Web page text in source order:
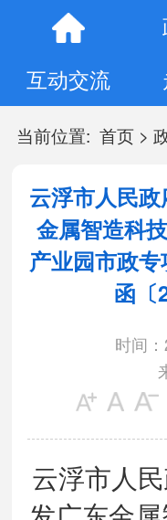
互动交流
当前位置: 首页>
云浮市人民
金属智造科
产业园市政
函〔
时间
云浮市人